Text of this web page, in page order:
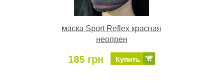
маска Sport Reflex красная
неопрен
185 грн Купить